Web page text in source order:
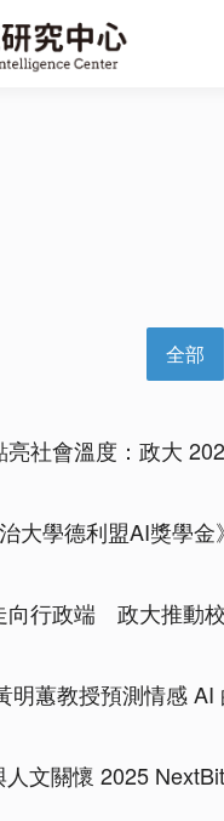
全部
社會溫度：政大
大學德利盟AI獎學金
向行政端 政大推動
明蕙教授預測情感 AI
文關懷 2025